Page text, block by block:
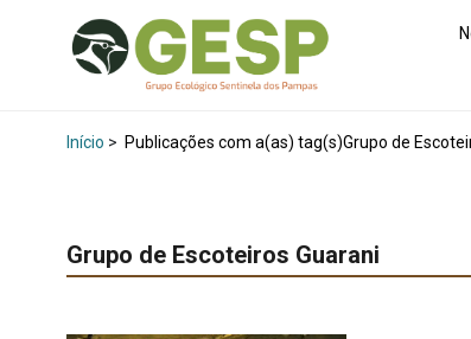
Início > Publicações com a(as) tag(s)Grupo de
Grupo de Escoteiros Guarani